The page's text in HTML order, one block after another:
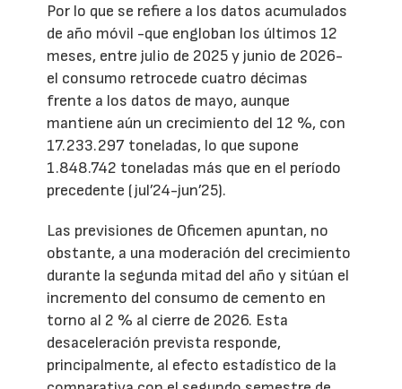
Por lo que se refiere a los datos acumulados
de año móvil -que engloban los últimos 12
meses, entre julio de 2025 y junio de 2026-
el consumo retrocede cuatro décimas
frente a los datos de mayo, aunque
mantiene aún un crecimiento del 12 %, con
17.233.297 toneladas, lo que supone
1.848.742 toneladas más que en el período
precedente (jul’24-jun’25).
Las previsiones de Oficemen apuntan, no
obstante, a una moderación del crecimiento
durante la segunda mitad del año y sitúan el
incremento del consumo de cemento en
torno al 2 % al cierre de 2026. Esta
desaceleración prevista responde,
principalmente, al efecto estadístico de la